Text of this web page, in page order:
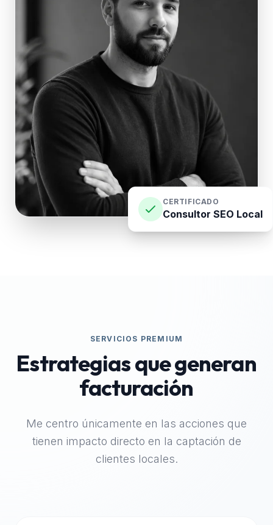
CERTIFICADO
Consultor SEO Local
SERVICIOS PREMIUM
Estrategias que generan
facturación
Me centro únicamente en las acciones que
tienen impacto directo en la captación de
clientes locales.